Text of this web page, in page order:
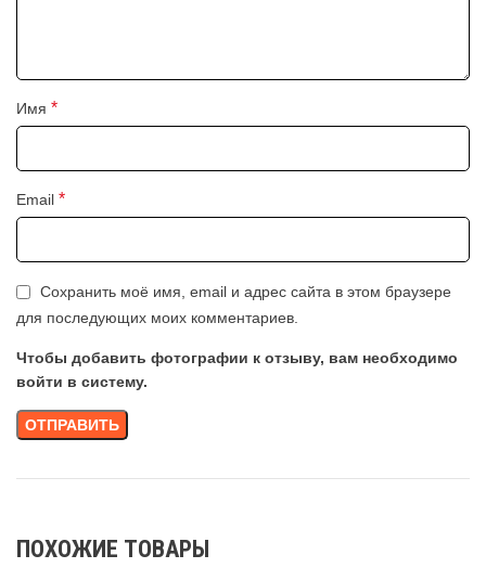
Имя *
Email *
Сохранить моё имя, email и адрес сайта в этом браузере
для последующих моих комментариев.
Чтобы добавить фотографии к отзыву, вам необходимо
войти в систему.
ПОХОЖИЕ ТОВАРЫ